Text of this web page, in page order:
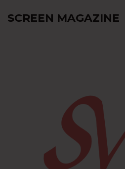
SCREEN MAGAZINE